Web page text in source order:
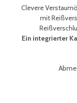
Clevere
mit
Ein integrierter